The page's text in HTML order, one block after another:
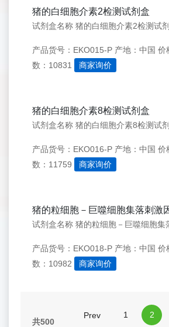
猪的白细胞介素2检测试剂盒
产品货号：EKO015-P 产地：中国 价
数：10831
商家询价
猪的白细胞介素8检测试剂盒
产品货号：EKO016-P 产地：中国 价
数：11759
商家询价
猪的粒细胞－巨噬细胞集落刺激
产品货号：EKO018-P 产地：中国 价
数：10982
商家询价
共500
Prev 1 2